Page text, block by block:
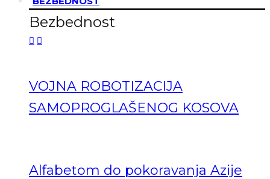
Bezbednost
VOJNA ROBOTIZACIJA
SAMOPROGLAŠENOG KOSOVA
Alfabetom do pokoravanja Azije